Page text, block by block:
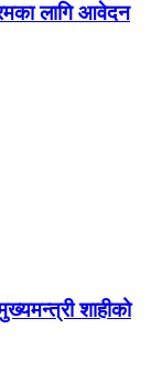
लागि आवेदन
शाहीको